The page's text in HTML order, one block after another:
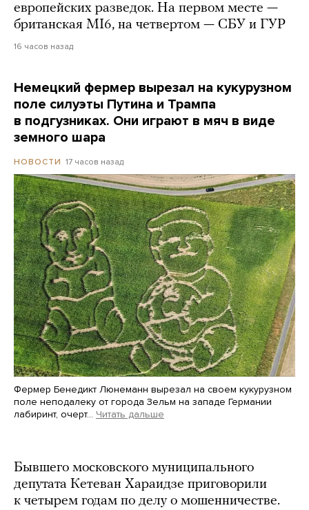
европейских разведок. На первом месте —
британская MI6, на четвертом — СБУ и ГУР
16 часов назад
Немецкий фермер вырезал на кукурузном
поле силуэты Путина и Трампа
в подгузниках. Они играют в мяч в виде
земного шара
НОВОСТИ 17 часов назад
Фермер Бенедикт Люнеманн вырезал на своем кукурузном
поле неподалеку от города Зельм на западе Германии
лабиринт, очерт… Читать дальше
Бывшего московского муниципального
депутата Кетеван Хараидзе приговорили
к четырем годам по делу о мошенничестве.